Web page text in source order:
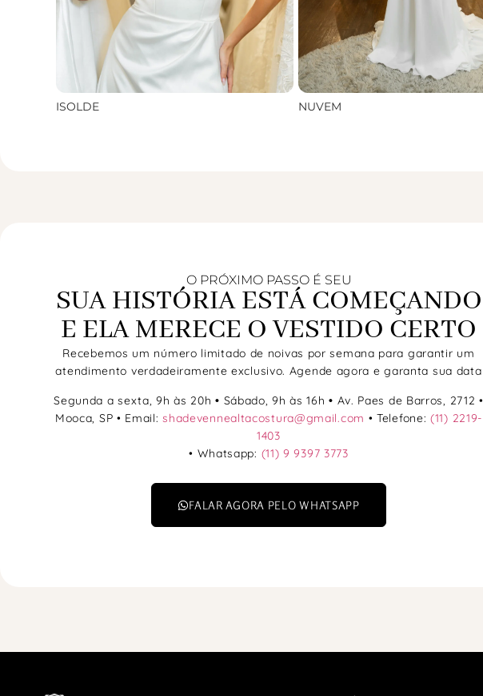
ISOLDE NUVEM
O PRÓXIMO PASSO É SEU
SUA HISTÓRIA ESTÁ COMEÇANDO
E ELA MERECE O VESTIDO CERTO
Recebemos um número limitado de noivas por semana para garantir um
atendimento verdadeiramente exclusivo. Agende agora e garanta sua data
Segunda a sexta, 9h às 20h • Sábado, 9h às 16h• Av. Paes de Barros, 2712 •
Mooca, SP • Email:shadevennealtacostura@gmail.com • Telefone:(11) 2219-
1403
• Whatsapp: (11) 9 9397 3773
FALAR AGORA PELO WHATSAPP